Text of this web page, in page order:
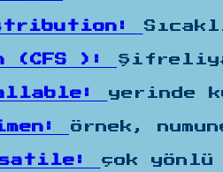
(CFS ):
yerinde
Örnek,
çok yönlü